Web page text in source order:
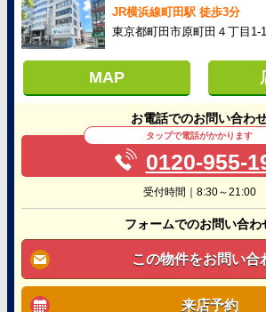
JR横浜線町田駅 徒歩3分
東京都町田市原町田４丁目1-
MAP
お電話でのお問い合わ
タップで電話がかかります
0120-955-
受付時間｜8:30～21:00
フォームでのお問い合わ
この物件をお問い合
来店予約